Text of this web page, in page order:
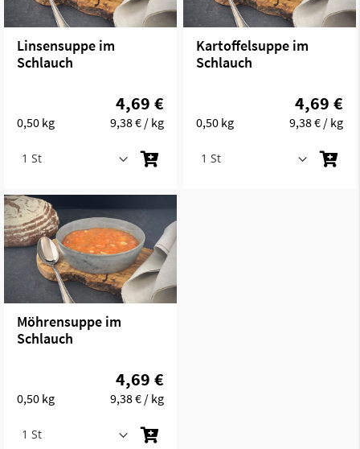
Linsensuppe im
Schlauch
0,50 kg
4,69 €
9,38 €/ kg
Kartoffelsuppe im
Schlauch
0,50 kg
4,69 €
9,38 €/ kg
Möhrensuppe im
Schlauch
0,50 kg
4,69 €
9,38 €/ kg